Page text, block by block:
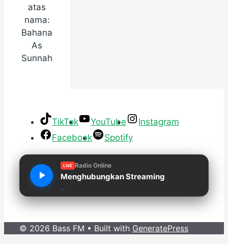
atas
nama:
Bahana
As
Sunnah
TikTok YouTube
Instagram
Facebook
Spotify
LIVE Radio Online
Menghubungkan Streaming
© 2026 Bass FM • Built with GeneratePress